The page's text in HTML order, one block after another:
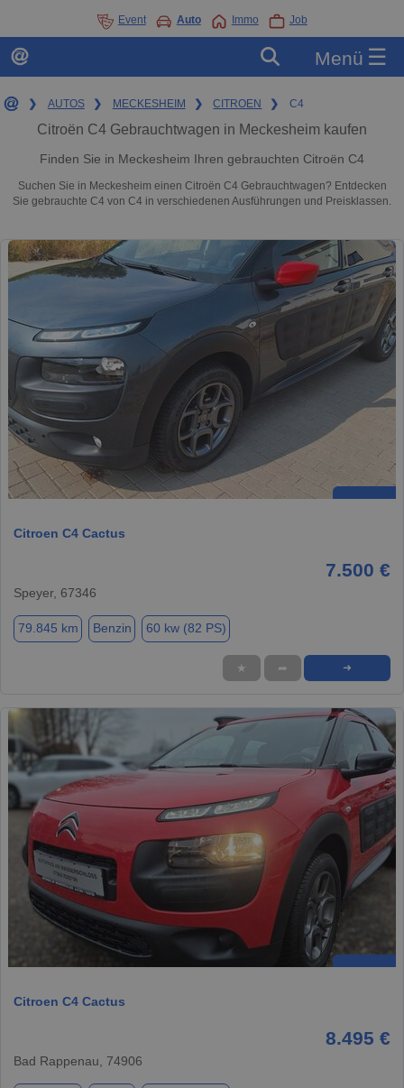
Event Auto Immo Job
Menü ☰
❯ AUTOS ❯ MECKESHEIM ❯ CITROEN ❯ C4
Citroën C4 Gebrauchtwagen in Meckesheim kaufen
Finden Sie in Meckesheim Ihren gebrauchten Citroën C4
Suchen Sie in Meckesheim einen Citroën C4 Gebrauchtwagen? Entdecken
Sie gebrauchte C4 von C4 in verschiedenen Ausführungen und Preisklassen.
Citroen C4 Cactus
7.500 €
Speyer, 67346
79.845 km Benzin 60 kw (82 PS)
★ ➦ ➜
Citroen C4 Cactus
8.495 €
Bad Rappenau, 74906